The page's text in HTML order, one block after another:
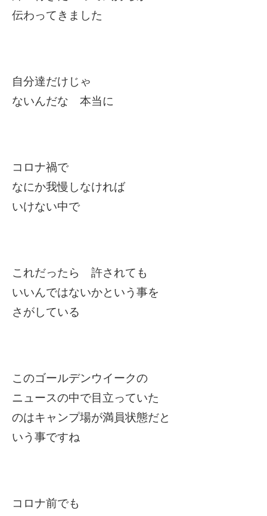
伝わってきました
自分達だけじゃ
ないんだな 本当に
コロナ禍で
なにか我慢しなければ
いけない中で
これだったら 許されても
いいんではないかという事を
さがしている
このゴールデンウイークの
ニュースの中で目立っていた
のはキャンプ場が満員状態だと
いう事ですね
コロナ前でも